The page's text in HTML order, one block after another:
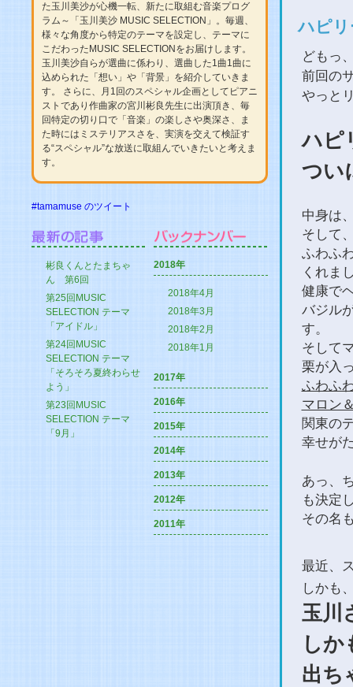
た玉川美沙が心機一転、新たに取組む音楽プログ
ラム～「玉川美沙 MUSIC SELECTION」。毎週、
様々な角度から特定のテーマを設定し、テーマに
こだわったMUSIC SELECTIONをお届けします。
玉川美沙自らが選曲に係わり、選曲した1曲1曲に
込められた「想い」や「背景」を紹介していきま
す。 さらに、月1回のスペシャル企画としてピアニ
ストであり作曲家の宮川彬良先生に出演頂き、毎
回特定の切り口で「音楽」の楽しさや奥深さ、ま
た時にはミステリアスさを、実演を交えて検証す
る“スペシャル”な放送に取組んでいきたいと考えま
す。
#tamamuse のツイート
彬良くんとたまちゃ
ん 第6回
第25回MUSIC
SELECTION テーマ
「アイドル」
第24回MUSIC
SELECTION テーマ
「そろそろ夏終わらせ
よう」
第23回MUSIC
SELECTION テーマ
「9月」
2018年
2018年4月
2018年3月
2018年2月
2018年1月
2017年
2016年
2015年
2014年
2013年
2012年
2011年
ハピリ
どもっ
前回の
やっと
ハピ
つい
中身は
そして
ふわふ
くれま
健康で
バジル
す。
そして
栗が入
ふわふ
マロン
関東の
幸せが
あっ、
も決定
その名
最近、
しかも
玉川
しか
出ち